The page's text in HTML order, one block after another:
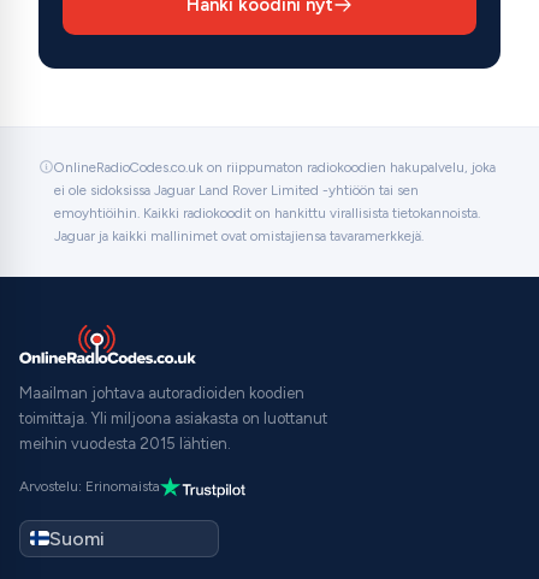
Hanki koodini nyt
OnlineRadioCodes.co.uk on riippumaton radiokoodien hakupalvelu, joka
ei ole sidoksissa Jaguar Land Rover Limited -yhtiöön tai sen
emoyhtiöihin. Kaikki radiokoodit on hankittu virallisista tietokannoista.
Jaguar ja kaikki mallinimet ovat omistajiensa tavaramerkkejä.
Maailman johtava autoradioiden koodien
toimittaja. Yli miljoona asiakasta on luottanut
meihin vuodesta 2015 lähtien.
Arvostelu: Erinomaista